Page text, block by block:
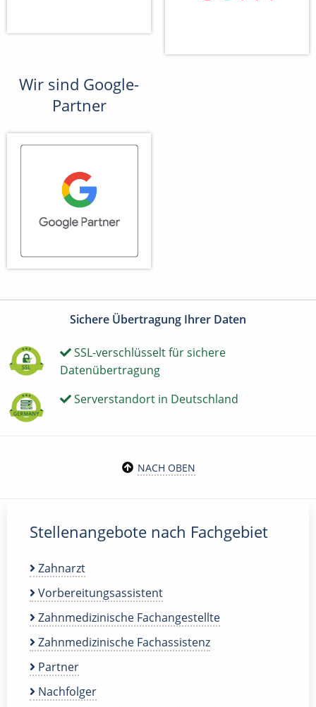
Wir sind Google-
Partner
Sichere Übertragung Ihrer Daten
SSL-verschlüsselt für sichere
Datenübertragung
Serverstandort in Deutschland
NACH OBEN
Stellenangebote nach Fachgebiet
Zahnarzt
Vorbereitungsassistent
Zahnmedizinische Fachangestellte
Zahnmedizinische Fachassistenz
Partner
Nachfolger